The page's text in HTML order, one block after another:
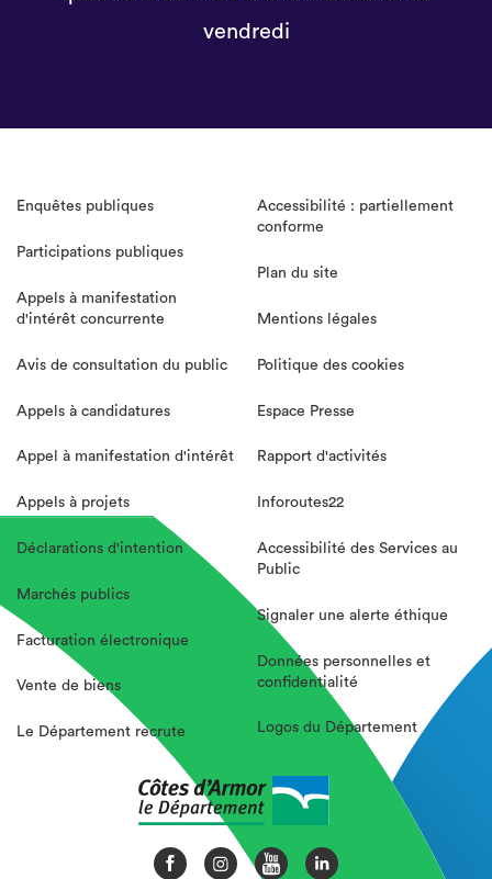
vendredi
Enquêtes publiques
Participations publiques
Appels à manifestation
d'intérêt concurrente
Avis de consultation du public
Appels à candidatures
Appel à manifestation d'intérêt
Appels à projets
Déclarations d'intention
Marchés publics
Facturation électronique
Vente de biens
Le Département recrute
Accessibilité : partiellement
conforme
Plan du site
Mentions légales
Politique des cookies
Espace Presse
Rapport d'activités
Inforoutes22
Accessibilité des Services au
Public
Signaler une alerte éthique
Données personnelles et
confidentialité
Logos du Département